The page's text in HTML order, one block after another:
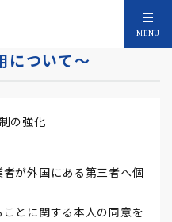
MENU
改正のポイント～⑥
について～
の強化
が外国にある第三者へ個
とに関する本人の同意を